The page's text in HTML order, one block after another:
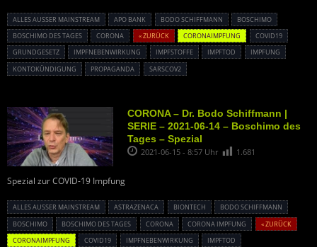
ALLES AUSSER MAINSTREAM APO BANK BODO SCHIFFMANN
BOSCHIMO
BOSCHIMO DES TAGES
CORONA « ZURÜCK CORONAIMPFUNG
COVID19
GRUNDGESETZ
IMPFNEBENWIRKUNG IMPFSTOFFE IMPFTOD
IMPFUNG
KONTOKÜNDIGUNG
PROPAGANDA SARSCOV2
CORONA – Dr. Bodo Schiffmann |
SERIE – 2021-06-14 – Boschimo des
Tages – Spezial
2021-06-15 - 8:57 Uhr 1.681
Spezial zur COVID-19 Impfung
ALLES AUSSER MAINSTREAM ASTRAZENACA BIONTECH
BODO SCHIFFMANN
BOSCHIMO
BOSCHIMO DES TAGES CORONA CORONA IMPFUNG
« ZURÜCK
CORONAIMPFUNG
COVID19 IMPFNEBENWIRKUNG
IMPFTOD